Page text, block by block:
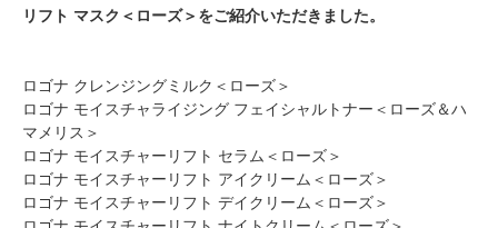
リフト マスク＜ローズ＞をご紹介いただきました。
ロゴナ クレンジングミルク＜ローズ＞
ロゴナ モイスチャライジング フェイシャルトナー＜ローズ＆ハ
マメリス＞
ロゴナ モイスチャーリフト セラム＜ローズ＞
ロゴナ モイスチャーリフト アイクリーム＜ローズ＞
ロゴナ モイスチャーリフト デイクリーム＜ローズ＞